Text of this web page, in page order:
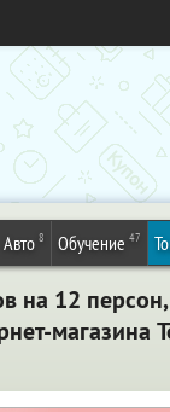
Авто 8 Обучение 47
на 12
магазина